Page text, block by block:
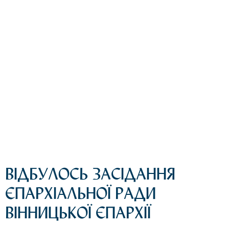
ВІДБУЛОСЬ ЗАСІДАННЯ
ЄПАРХІАЛЬНОЇ РАДИ
ВІННИЦЬКОЇ ЄПАРХІЇ